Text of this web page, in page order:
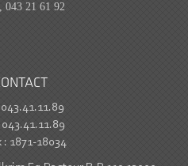
043 21 61 92
043.41.11.89
: 1871-18034